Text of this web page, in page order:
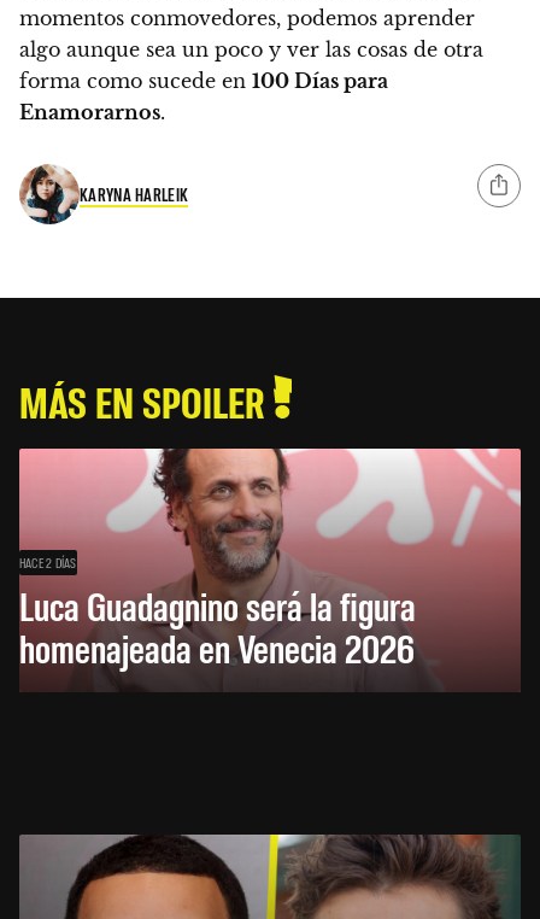
momentos conmovedores, podemos aprender
algo aunque sea un poco y ver las cosas de otra
forma como sucede en 100 Días para
Enamorarnos.
KARYNA HARLEIK
MÁS EN SPOILER
HACE 2 DÍAS
Luca Guadagnino será la figura
homenajeada en Venecia 2026